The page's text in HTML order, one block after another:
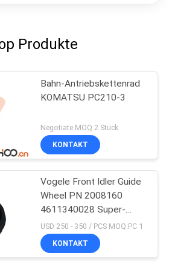
Produkte
Bahn-Antriebskettenrad
KOMATSU PC210-3
Negotiate MOQ:2 Stück
KONTAKT
Vogele Front Idler Guide
Wheel PN 2008160
4611340028 Super-
S1800-1
USD 250 - 350 / PCS MOQ:PC 1
KONTAKT